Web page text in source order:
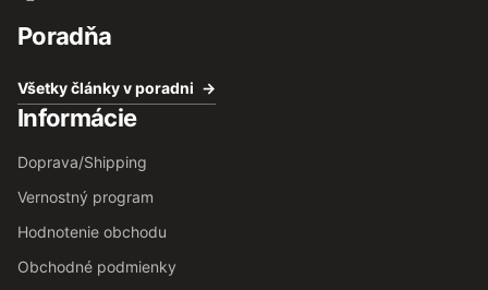
Poradňa
Všetky články v poradni
Informácie
Doprava/Shipping
Vernostný program
Hodnotenie obchodu
Obchodné podmienky